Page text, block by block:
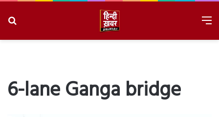
6-lane Ganga bridge